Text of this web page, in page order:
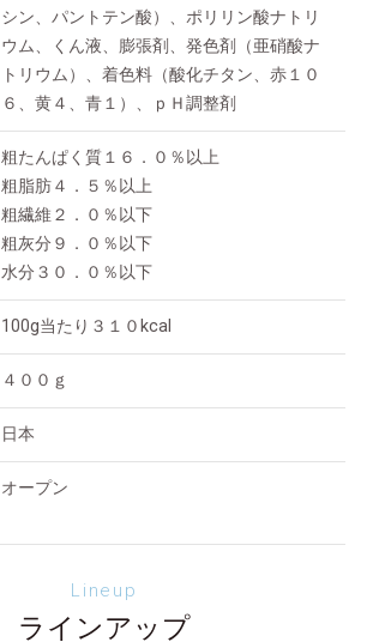
シン、パントテン酸）、ポリリン酸ナトリ
ウム、くん液、膨張剤、発色剤（亜硝酸ナ
トリウム）、着色料（酸化チタン、赤１０
６、黄４、青１）、ｐＨ調整剤
粗たんぱく質１６．０％以上
粗脂肪４．５％以上
粗繊維２．０％以下
粗灰分９．０％以下
水分３０．０％以下
100g当たり３１０kcal
４００ｇ
日本
オープン
Lineup
ラインアップ